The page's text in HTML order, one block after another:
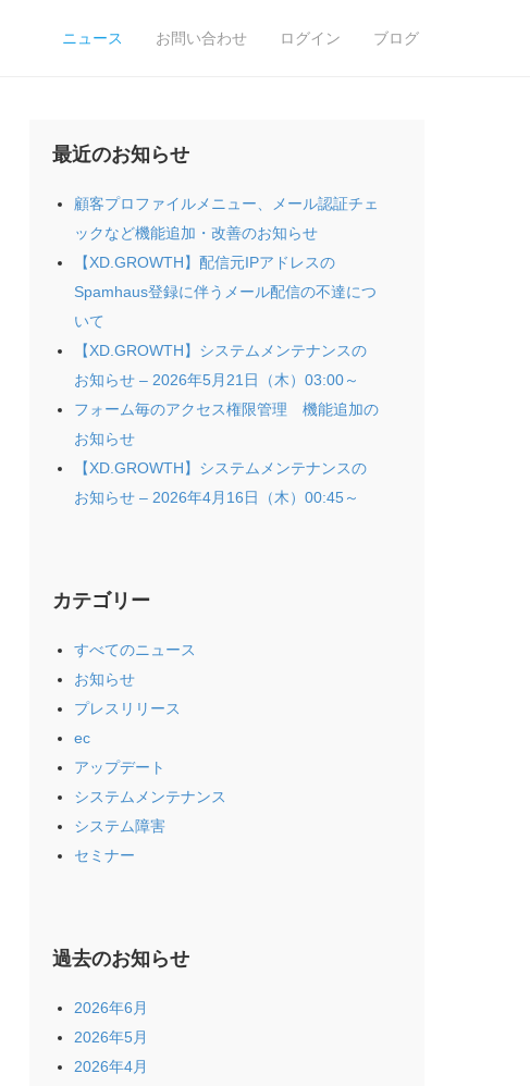
ニュース お問い合わせ ログイン ブログ
最近のお知らせ
顧客プロファイルメニュー、メール認証チェ
ックなど機能追加・改善のお知らせ
【XD.GROWTH】配信元IPアドレスの
Spamhaus登録に伴うメール配信の不達につ
いて
【XD.GROWTH】システムメンテナンスの
お知らせ – 2026年5月21日（木）03:00～
フォーム毎のアクセス権限管理 機能追加の
お知らせ
【XD.GROWTH】システムメンテナンスの
お知らせ – 2026年4月16日（木）00:45～
カテゴリー
すべてのニュース
お知らせ
プレスリリース
ec
アップデート
システムメンテナンス
システム障害
セミナー
過去のお知らせ
2026年6月
2026年5月
2026年4月